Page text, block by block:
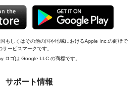
もしくはその他の国や地域におけるApple Inc.の商標で
ービスマークです。
ロゴは Google LLC の商標です。
サポート情報